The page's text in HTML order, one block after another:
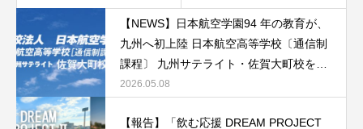
【NEWS】日本航空学園94 年の教育が、
九州へ初上陸 日本航空高等学校〔通信制
課程〕 九州サテライト・佐賀大町校を開
校
2026.05.08
【報告】「飲む応援 DREAM PROJECT